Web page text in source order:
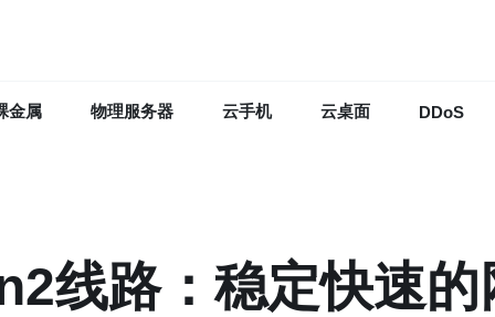
金属 物理服务器 云手机 云桌面 DDoS
线路：稳定快速